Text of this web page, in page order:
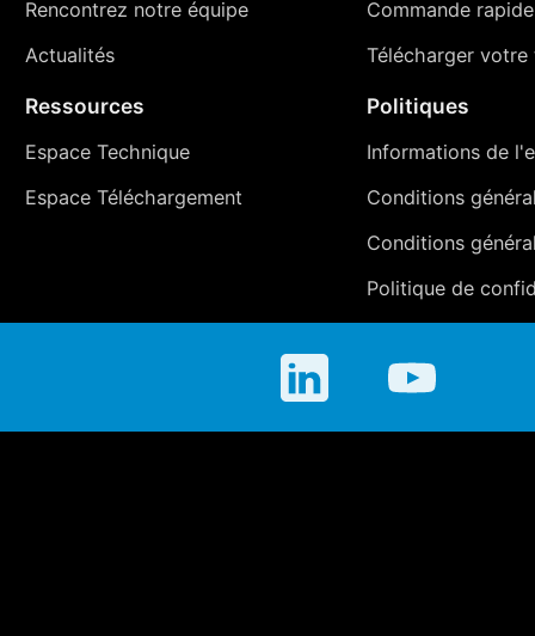
Rencontrez notre équipe
Actualités
Commande rapide
Télécharger votre
Ressources
Espace Technique
Espace Téléchargement
Politiques
Informations de
Conditions
Conditions
Politique de